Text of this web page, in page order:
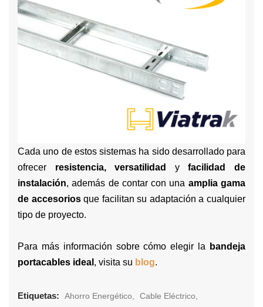
Cada uno de estos sistemas ha sido desarrollado para
ofrecer resistencia, versatilidad yfacilidad de
instalación, además de contar con una amplia gama
de accesoriosque facilitan su adaptación a cualquier
tipo de proyecto.
Para más información sobre cómo elegir la
bandeja
portacables ideal , visita su blog.
Etiquetas: Ahorro Energético
Cable Eléctrico